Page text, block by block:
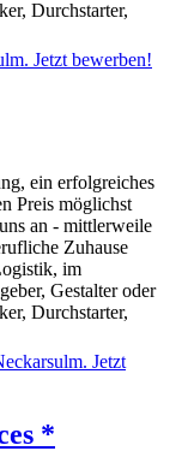
Durchstarter,
ein erfolgreiches
Preis möglichst
an - mittlerweile
Zuhause
im
Gestalter oder
Durchstarter,
*